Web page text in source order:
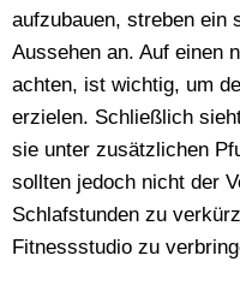
aufzubauen, streben ein
Aussehen an. Auf einen
achten, ist wichtig, um
erzielen. Schließlich
sie unter zusätzlichen
sollten jedoch nicht der
Schlafstunden zu
Fitnessstudio zu